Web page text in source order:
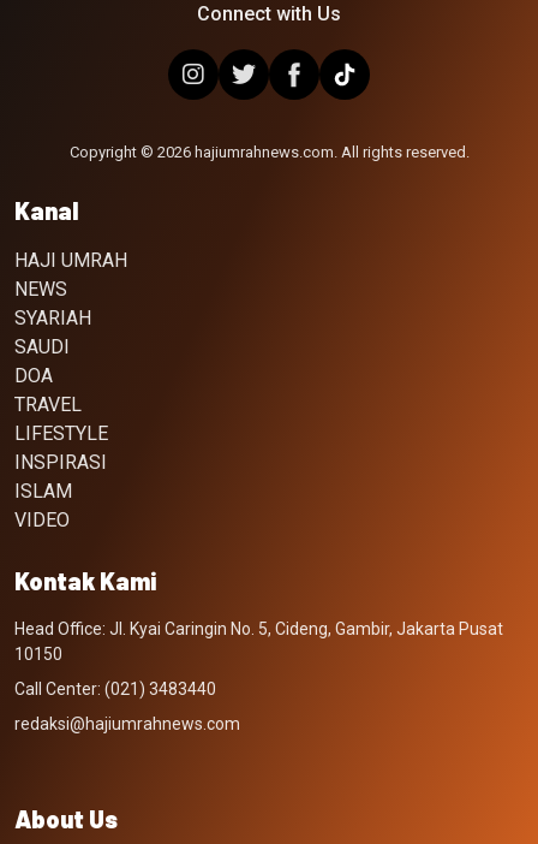
Connect with Us
Copyright © 2026 hajiumrahnews.com. All rights reserved.
Kanal
HAJI UMRAH
NEWS
SYARIAH
SAUDI
DOA
TRAVEL
LIFESTYLE
INSPIRASI
ISLAM
VIDEO
Kontak Kami
Head Office: Jl. Kyai Caringin No. 5, Cideng, Gambir, Jakarta Pusat
10150
Call Center: (021) 3483440
redaksi@hajiumrahnews.com
About Us